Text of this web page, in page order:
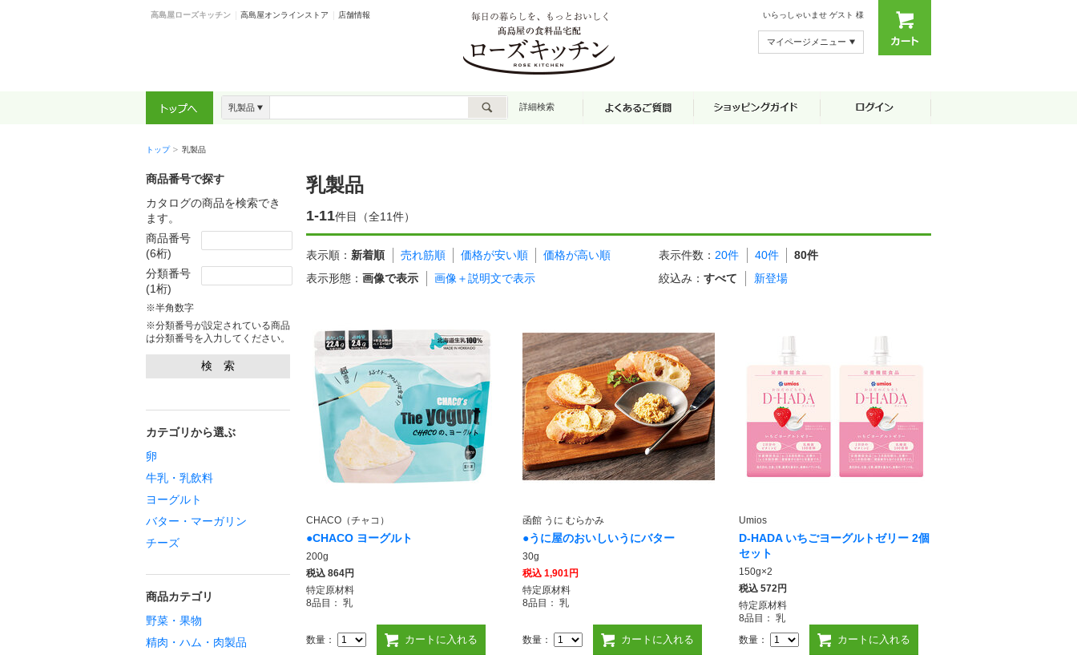
高島屋ローズキッチン 高島屋オンラインストア 店舗情報 いらっしゃいませ ゲスト 様
マイページメニュー
乳製品 詳細検索
トップ 乳製品
乳製品
1-11件目（全11件）
表示順 ： 新着順 売れ筋順 価格が安い順 価格が高い順 表示件数 ： 20件 40件
80件
表示形態： 画像で表示 画像＋説明文で表示 絞込み ： すべて 新登場
CHACO（チャコ）
●CHACO ヨーグルト
200g
税込 864円
特定原材料
8品目： 乳
数量： カートに入れる
函館 うに むらかみ
●うに屋のおいしいうにバター
30g
税込 1,901円
特定原材料
8品目： 乳
数量： カートに入れる
Umios
D-HADA いちごヨーグルトゼリー 2個
セット
150g×2
税込 572円
特定原材料
8品目： 乳
数量：
カートに入れる
商品番号で探す
カタログの商品を検索でき
ます。
商品番号
(6桁)
分類番号
(1桁)
※半角数字
※分類番号が設定されている商品
は分類番号を入力してください。
カテゴリから選ぶ
卵
牛乳・乳飲料
ヨーグルト
バター・マーガリン
チーズ
商品カテゴリ
野菜・果物
精肉・ハム・肉製品